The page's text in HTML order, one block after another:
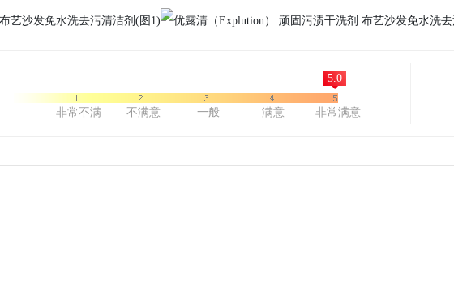
5.0
非常不满 不满意 一般 满意 非常满意